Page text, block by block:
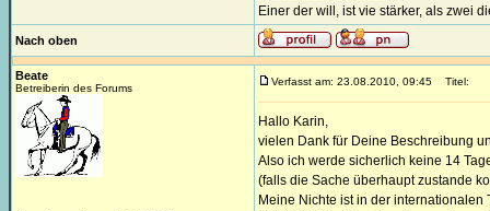
Einer der will, ist vie stärker, als zwei
Nach oben
Beate
Betreiberin des Forums
Verfasst am: 23.08.2010, 09:45 Titel:
Hallo Karin,
vielen Dank für Deine Beschreibung
Also ich werde sicherlich keine 14
(falls die Sache überhaupt zustande
Meine Nichte ist in der